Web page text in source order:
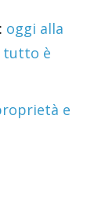
oggi alla
tutto è
e